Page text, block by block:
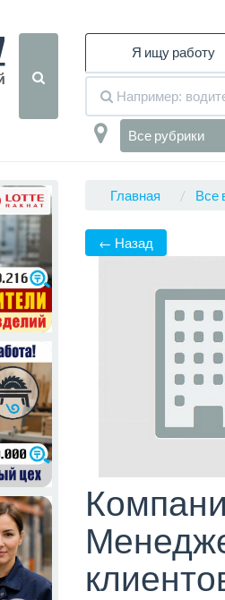
Я ищу работу
Все рубрики
Главная Все
← Назад